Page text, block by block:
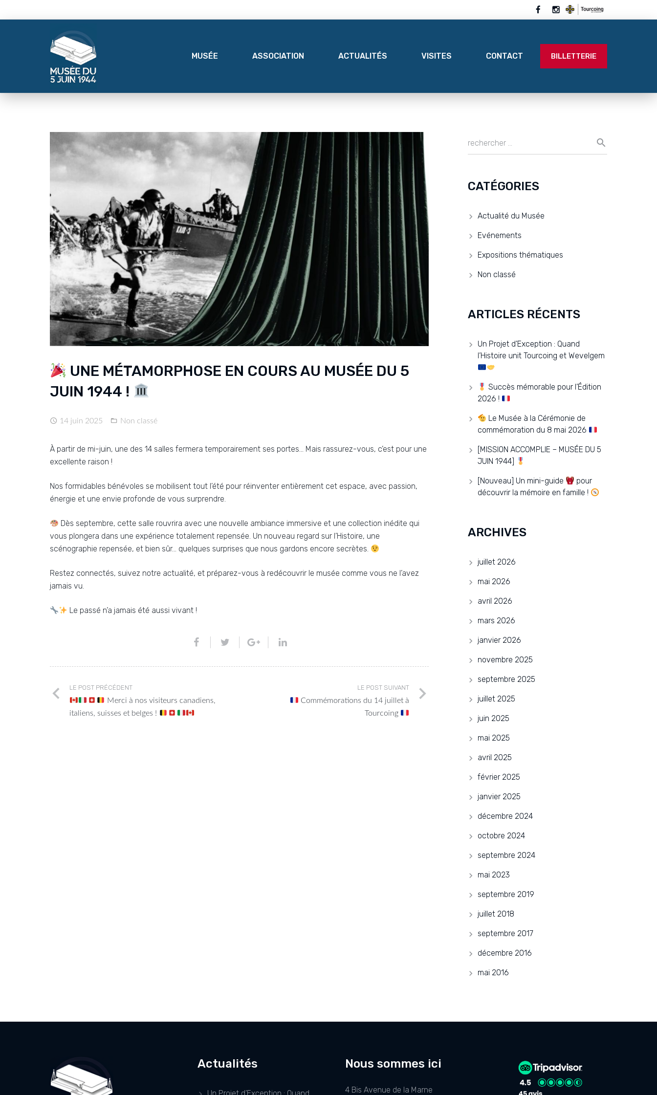
MUSÉE ASSOCIATION ACTUALITÉS VISITES CONTACT BILLETTERIE
UNE MÉTAMORPHOSE EN COURS AU MUSÉE DU 5
JUIN 1944 !
14 juin 2025 Non classé
À partir de mi-juin, une des 14 salles fermera temporairement ses portes… Mais rassurez-vous, c’est pour une
excellente raison !
Nos formidables bénévoles se mobilisent tout l’été pour réinventer entièrement cet espace, avec passion,
énergie et une envie profonde de vous surprendre.
Dès septembre, cette salle rouvrira avec une nouvelle ambiance immersive et une collection inédite qui
vous plongera dans une expérience totalement repensée. Un nouveau regard sur l’Histoire, une
scénographie repensée, et bien sûr… quelques surprises que nous gardons encore secrètes.
Restez connectés, suivez notre actualité, et préparez-vous à redécouvrir le musée comme vous ne l’avez
jamais vu.
Le passé n’a jamais été aussi vivant !
LE POST PRÉCÉDENT
Merci à nos visiteurs canadiens,
italiens, suisses et belges !
LE POST SUIVANT
Commémorations du 14 juillet à
Tourcoing
CATÉGORIES
Actualité du Musée
Evénements
Expositions thématiques
Non classé
ARTICLES RÉCENTS
Un Projet d’Exception : Quand
l’Histoire unit Tourcoing et Wevelgem
Succès mémorable pour l’Édition
2026 !
Le Musée à la Cérémonie de
commémoration du 8 mai 2026
[MISSION ACCOMPLIE – MUSÉE DU 5
JUIN 1944]
[Nouveau] Un mini-guide
pour
découvrir la mémoire en famille !
ARCHIVES
juillet 2026
mai 2026
avril 2026
mars 2026
janvier 2026
novembre 2025
septembre 2025
juillet 2025
juin 2025
mai 2025
avril 2025
février 2025
janvier 2025
décembre 2024
octobre 2024
septembre 2024
mai 2023
septembre 2019
juillet 2018
septembre 2017
décembre 2016
mai 2016
Actualités Nous sommes ici
4 Bis Avenue de la Marne